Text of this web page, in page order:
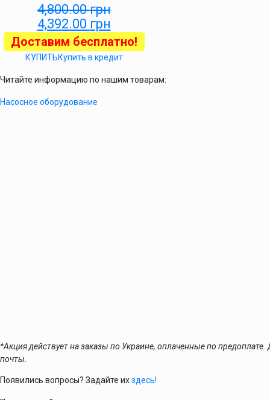
4,800.00грн
4,392.00 грн
Доставим бесплатно!
КУПИТЬКупить в кредит
Читайте информацию по нашим товарам:
Насосное оборудование
*Акция действует на заказы по Украине, оплаченные по
почты.
Появились вопросы? Задайте ихздесь!